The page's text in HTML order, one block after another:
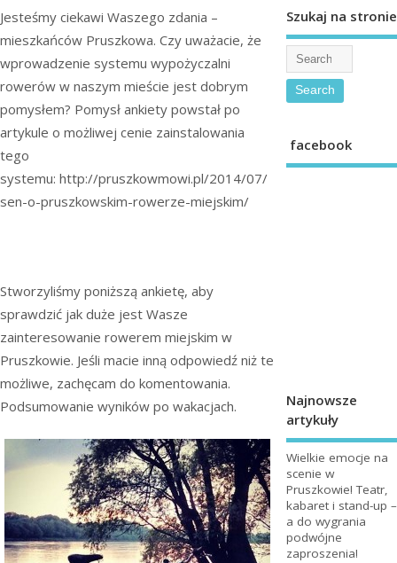
Jesteśmy ciekawi Waszego zdania –
mieszkańców Pruszkowa. Czy uważacie, że
wprowadzenie systemu wypożyczalni
rowerów w naszym mieście jest dobrym
pomysłem? Pomysł ankiety powstał po
artykule o możliwej cenie zainstalowania
tego
systemu: http://pruszkowmowi.pl/2014/07/
sen-o-pruszkowskim-rowerze-miejskim/
Stworzyliśmy poniższą ankietę, aby
sprawdzić jak duże jest Wasze
zainteresowanie rowerem miejskim w
Pruszkowie. Jeśli macie inną odpowiedź niż te
możliwe, zachęcam do komentowania.
Podsumowanie wyników po wakacjach.
Szukaj na stronie
facebook
Najnowsze
artykuły
Wielkie emocje na
scenie w
Pruszkowie! Teatr,
kabaret i stand-up –
a do wygrania
podwójne
zaproszenia!